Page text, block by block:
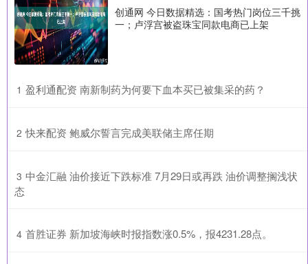
创通网 今日数据精选：国考热门岗位三千挑
一；卢浮宫被盗珠宝同款电商已上架
1 ​盈利通配资 南新制药为何要下血本买已被集采的药？
2 ​快来配资 鲍威尔誓言完成美联储主席任期
3 ​中金汇融 油价接近下跌标准 7月29日或再跌 油价调整搁浅状
态
4 ​首胜证券 新加坡海峡时报指数涨0.5%，报4231.28点。